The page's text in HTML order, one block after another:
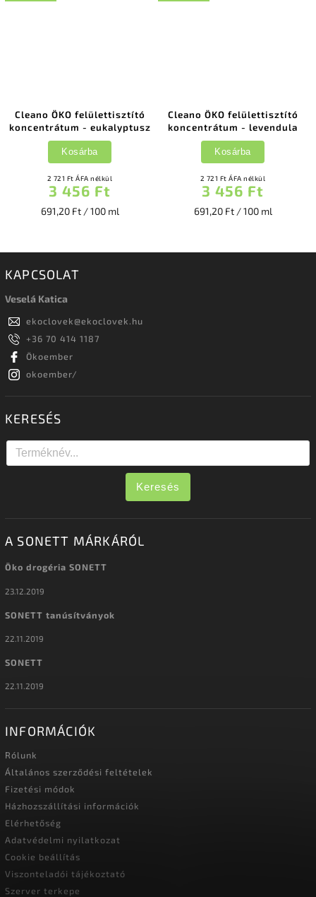
Cleano ÖKO felülettisztító
koncentrátum - eukalyptusz
2 721 Ft ÁFA nélkül
3 456 Ft
691,20 Ft / 100 ml
Kosárba
Cleano ÖKO felülettisztító
koncentrátum - levendula
2 721 Ft ÁFA nélkül
3 456 Ft
691,20 Ft / 100 ml
Kosárba
KAPCSOLAT
Veselá Katica
ekoclovek@ekoclovek.hu
+36 70 414 1187
Ökoember
okoember/
KERESÉS
Keresés
A SONETT MÁRKÁRÓL
Öko drogéria SONETT
23.12.2019
SONETT tanúsítványok
22.11.2019
SONETT
22.11.2019
INFORMÁCIÓK
Rólunk
Általános szerződési feltételek
Fizetési módok
Házhozszállítási információk
Elérhetőség
Adatvédelmi nyilatkozat
Cookie beállítás
Viszonteladói tájékoztató
Szerver terkepe